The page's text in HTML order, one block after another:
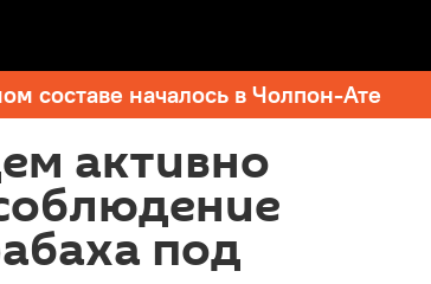
составе началось в Чолпон-Ате
активно
под